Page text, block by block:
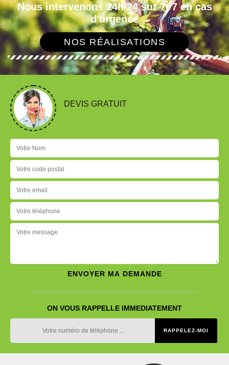
Nous intervenons 24h/24 sur 7j/7 en cas
d'urgence
NOS RÉALISATIONS
DEVIS GRATUIT
ON VOUS RAPPELLE IMMEDIATEMENT